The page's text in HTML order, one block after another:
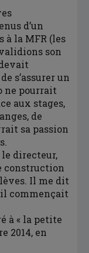
d’un
à la MFR (les
son
s’assurer un
ne pourrait
aux stages,
de
sa passion
le directeur,
construction
Il me dit
il commençait
à « la petite
2014, en